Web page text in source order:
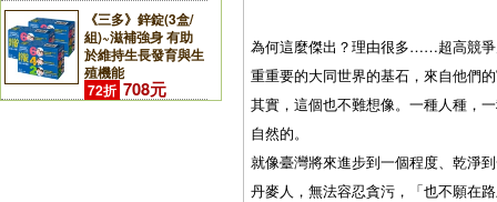
《三多》鋅錠(3盒/
組)~滋補強身 有助
於維持生長發育與生
殖機能
72折 708元
為何這麼傑出？理由很多……超高競
重重要的大同世界的基石，來自他們
其實，這個也不難想像。一種人種，
自然的。
就像臺灣將來進步到一個程度、乾淨
丹麥人，無法容忍貪污，「也不願在